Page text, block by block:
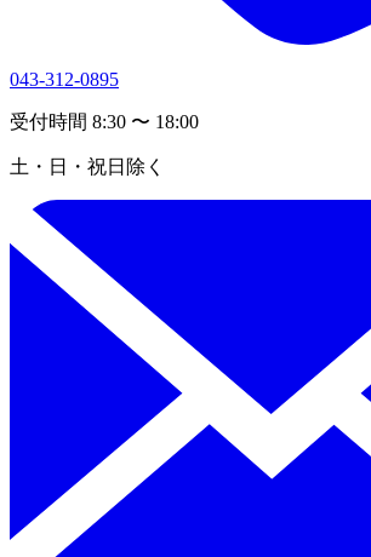
043-312-0895
受付時間 8:30 〜 18:00
土・日・祝日除く